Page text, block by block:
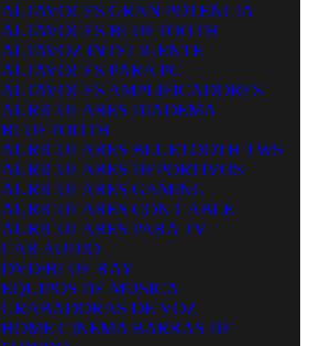
ALTAVOCES GRAN POTENCIA
ALTAVOCES BLUETOOTH
ALTAVOZ INTELIGENTE
ALTAVOCES PARA PC
ALTAVOCES AMPLIFICADORES
AURICULARES DIADEMA
BLUETOOTH
AURICULARES BLUETOOTH TWS
AURICULARES DEPORTIVOS
AURICULARES GAMING
AURICULARES CON CABLE
AURICULARES PARA TV
CAR AUDIO
DVD/BLUE RAY
EQUIPOS DE MÚSICA
GRABADORAS DE VOZ
HOME CINEMA BARRAS DE